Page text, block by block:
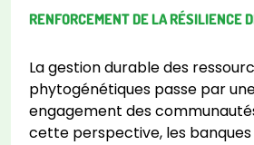
RENFORCEMENT DE LA RÉSILIENCE
La gestion durable des
phytogénétiques passe par
engagement des
cette perspective, les